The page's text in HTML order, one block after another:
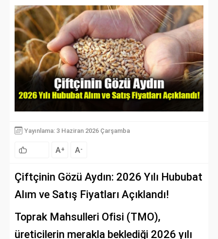
Yayınlama: 3 Haziran 2026 Çarşamba
A+ A-
Çiftçinin Gözü Aydın: 2026 Yılı Hububat
Alım ve Satış Fiyatları Açıklandı!
Toprak Mahsulleri Ofisi (TMO),
üreticilerin merakla beklediği 2026 yılı